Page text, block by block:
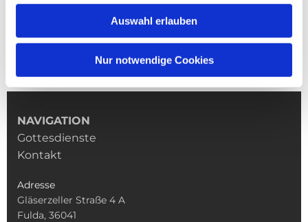
Auswahl erlauben
Nur notwendige Cookies
NAVIGATION
Gottesdienste
Kontakt
Adresse
Gläserzeller Straße 4 A
Fulda, 36041